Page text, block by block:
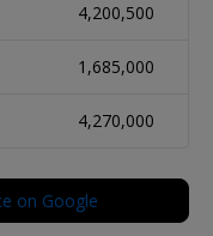
4,200,500
1,685,000
4,270,000